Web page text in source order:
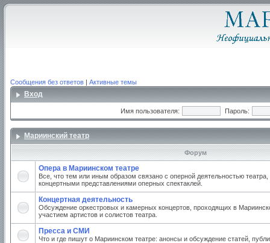
Сообщения без ответов | Активные темы
Вход
Имя пользователя: Пароль:
Мариинский театр
Форум
Опера в Мариинском театре
Все, что тем или иным образом связано с оперной деятельностью
концертными представлениями оперных спектаклей.
Концертная деятельность
Обсуждение оркестровых и камерных концертов, проходящих в
участием артистов и солистов театра.
Пресса и СМИ
Что и где пишут о Мариинском театре: анонсы и обсуждение статей,